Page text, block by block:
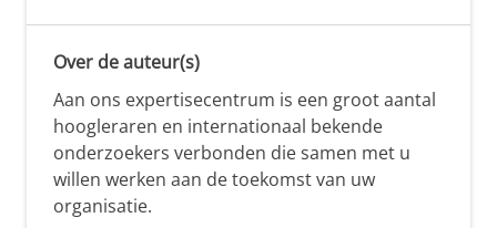
Over de auteur(s)
Aan ons expertisecentrum is een groot aantal
hoogleraren en internationaal bekende
onderzoekers verbonden die samen met u
willen werken aan de toekomst van uw
organisatie.